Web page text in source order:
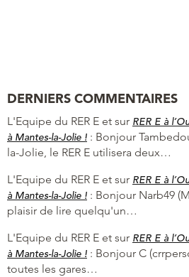
DERNIERS COMMENTAIRES
L'Equipe du RER E et sur RER E à
à Mantes-la-Jolie ! : Bonjour
la-Jolie, le RER E utilisera deux…
L'Equipe du RER E et sur RER E à
à Mantes-la-Jolie ! : Bonjour Narb49
plaisir de lire quelqu'un…
L'Equipe du RER E et sur RER E à
à Mantes-la-Jolie ! : Bonjour C
toutes les gares…